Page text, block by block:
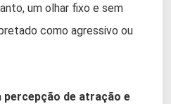
um olhar fixo e sem
como agressivo ou
de atração e